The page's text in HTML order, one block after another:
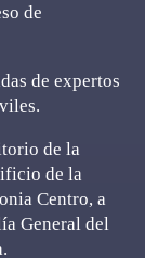
de
de expertos
de la
de la
Centro, a
General del